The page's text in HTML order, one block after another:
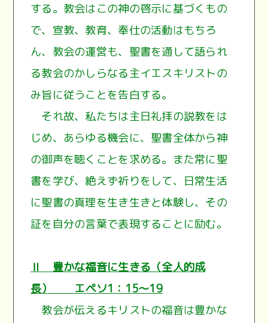
する。教会はこの神の啓示に基づくもの
で、宣教、教育、奉仕の活動はもちろ
ん、教会の運営も、聖書を通して語られ
る教会のかしらなる主イエスキリストの
み旨に従うことを告白する。
それ故、私たちは主日礼拝の説教をは
じめ、あらゆる機会に、聖書全体から神
の御声を聴くことを求める。また常に聖
書を学び、絶えず祈りをして、日常生活
に聖書の真理を生き生きと体験し、その
証を自分の言葉で表現することに励む。
Ⅱ 豊かな福音に生きる（全人的成
長） エペソ1：15～19
教会が伝えるキリストの福音は豊かな